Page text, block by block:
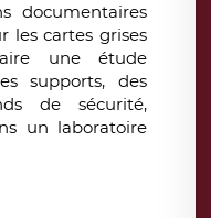
documentaires
les cartes grises
une étude
supports, des
de sécurité,
un laboratoire